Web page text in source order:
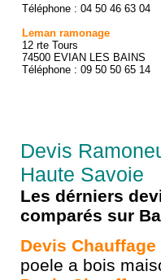
Téléphone : 04 50 46 63 04
Leman ramonage
12 rte Tours
74500 EVIAN LES BAINS
Téléphone : 09 50 50 65 14
Devis
Haute Savoie
Les dérniers
comparés sur
Devis
poele a bois